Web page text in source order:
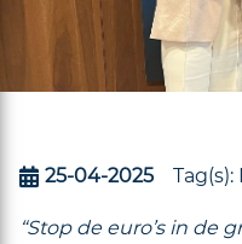
25-04-2025 Tag(s):
“Stop de euro’s in de